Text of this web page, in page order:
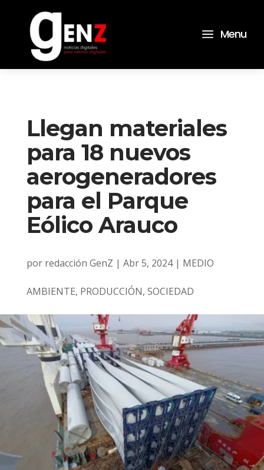
a Menu
Llegan materiales
para 18 nuevos
aerogeneradores
para el Parque
Eólico Arauco
por redacción GenZ | Abr 5, 2024| MEDIO
AMBIENTE, PRODUCCIÓN, SOCIEDAD